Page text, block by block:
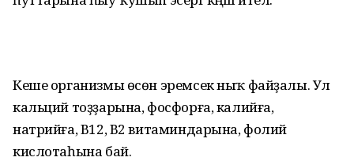
Кеше организмы өсөн эремсек ныҡ файҙалы. Ул
кальций тоҙҙарына, фос­форға, калийға,
натрийға, В12, В2 витаминдарына, фолий
кислотаһына бай.